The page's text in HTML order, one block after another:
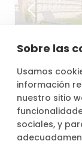
Sobre las
Usamos
información
nuestro sitio
sociales, y
desde 25,20 €
Piscina
Vendrell​/​
El Vendrell